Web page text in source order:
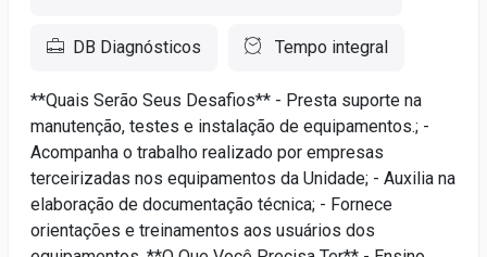
DB Diagnósticos Tempo integral
**Quais Serão Seus Desafios** - Presta suporte na
manutenção, testes e instalação de equipamentos.; -
Acompanha o trabalho realizado por empresas
terceirizadas nos equipamentos da Unidade; - Auxilia na
elaboração de documentação técnica; - Fornece
orientações e treinamentos aos usuários dos